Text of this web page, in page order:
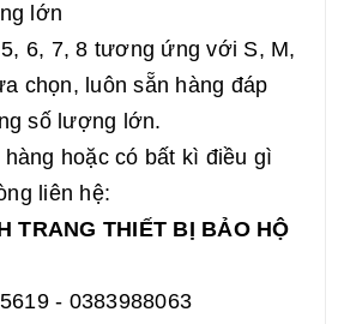
lớn
6, 7, 8 tương ứng với S, M,
chọn, luôn sẵn hàng đáp
số lượng lớn.
hoặc có bất kì điều gì
liên hệ:
TRANG THIẾT BỊ BẢO HỘ
- 0383988063